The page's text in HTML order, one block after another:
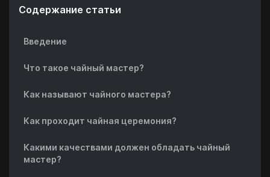
Содержание статьи
Введение
Что такое чайный мастер?
Как называют чайного мастера?
Как проходит чайная церемония?
Какими качествами должен обладать чайный
мастер?